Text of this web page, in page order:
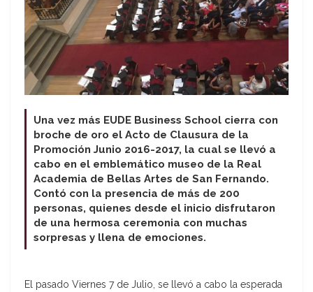
Una vez más EUDE Business School cierra con
broche de oro el Acto de Clausura de la
Promoción Junio 2016-2017, la cual se llevó a
cabo en el emblemático museo de la Real
Academia de Bellas Artes de San Fernando.
Contó con la presencia de más de 200
personas, quienes desde el inicio disfrutaron
de una hermosa ceremonia con muchas
sorpresas y llena de emociones.
El pasado Viernes 7 de Julio, se llevó a cabo la esperada